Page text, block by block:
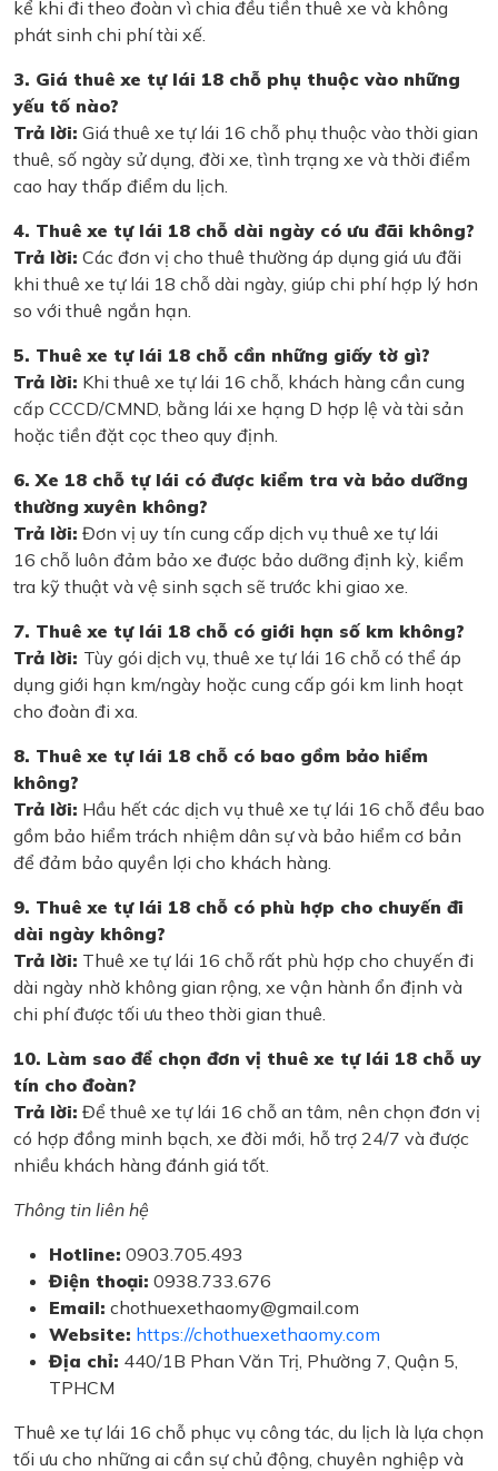
kể khi đi theo đoàn vì chia đều tiền thuê xe và không
phát sinh chi phí tài xế.
3. Giá thuê xe tự lái 18 chỗ phụ thuộc vào những
yếu tố nào?
Trả lời: Giá thuê xe tự lái 16 chỗ phụ thuộc vào thời gian
thuê, số ngày sử dụng, đời xe, tình trạng xe và thời điểm
cao hay thấp điểm du lịch.
4. Thuê xe tự lái 18 chỗ dài ngày có ưu đãi không?
Trả lời: Các đơn vị cho thuê thường áp dụng giá ưu đãi
khi thuê xe tự lái 18 chỗ dài ngày, giúp chi phí hợp lý hơn
so với thuê ngắn hạn.
5. Thuê xe tự lái 18 chỗ cần những giấy tờ gì?
Trả lời: Khi thuê xe tự lái 16 chỗ, khách hàng cần cung
cấp CCCD/CMND, bằng lái xe hạng D hợp lệ và tài sản
hoặc tiền đặt cọc theo quy định.
6. Xe 18 chỗ tự lái có được kiểm tra và bảo dưỡng
thường xuyên không?
Trả lời: Đơn vị uy tín cung cấp dịch vụ thuê xe tự lái
16 chỗ luôn đảm bảo xe được bảo dưỡng định kỳ, kiểm
tra kỹ thuật và vệ sinh sạch sẽ trước khi giao xe.
7. Thuê xe tự lái 18 chỗ có giới hạn số km không?
Trả lời: Tùy gói dịch vụ, thuê xe tự lái 16 chỗ có thể áp
dụng giới hạn km/ngày hoặc cung cấp gói km linh hoạt
cho đoàn đi xa.
8. Thuê xe tự lái 18 chỗ có bao gồm bảo hiểm
không?
Trả lời: Hầu hết các dịch vụ thuê xe tự lái 16 chỗ đều bao
gồm bảo hiểm trách nhiệm dân sự và bảo hiểm cơ bản
để đảm bảo quyền lợi cho khách hàng.
9. Thuê xe tự lái 18 chỗ có phù hợp cho chuyến đi
dài ngày không?
Trả lời: Thuê xe tự lái 16 chỗ rất phù hợp cho chuyến đi
dài ngày nhờ không gian rộng, xe vận hành ổn định và
chi phí được tối ưu theo thời gian thuê.
10. Làm sao để chọn đơn vị thuê xe tự lái 18 chỗ uy
tín cho đoàn?
Trả lời: Để thuê xe tự lái 16 chỗ an tâm, nên chọn đơn vị
có hợp đồng minh bạch, xe đời mới, hỗ trợ 24/7 và được
nhiều khách hàng đánh giá tốt.
Thông tin liên hệ
Hotline: 0903.705.493
Điện thoại: 0938.733.676
Email: chothuexethaomy@gmail.com
Website: https://chothuexethaomy.com
Địa chỉ: 440/1B Phan Văn Trị, Phường 7, Quận 5,
TPHCM
Thuê xe tự lái 16 chỗ phục vụ công tác, du lịch là lựa chọn
tối ưu cho những ai cần sự chủ động, chuyên nghiệp và